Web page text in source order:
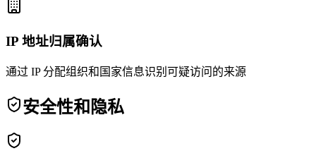
IP 地址归属确认
通过 IP 分配组织和国家信息识别可疑访问的来源
安全性和隐私